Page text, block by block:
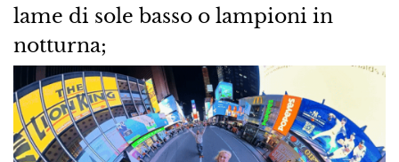
lame di sole basso o lampioni in
notturna;